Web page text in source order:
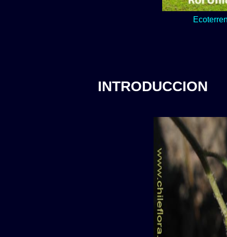
Lo verde y
INTRODUCCION